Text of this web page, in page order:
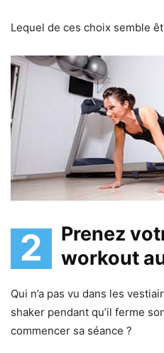
Lequel de ces choix semble
2
Prenez
workout
Qui n’a pas vu dans les
shaker pendant qu’il ferme
commencer sa séance ?